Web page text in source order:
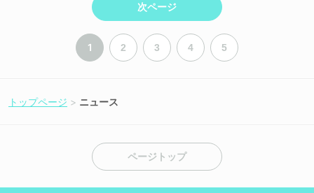
次ページ
1 2 3 4 5
トップページ ニュース
ページトップ